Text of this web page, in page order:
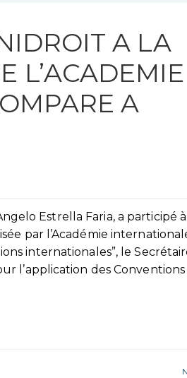
A LA
L’ACADEMIE
A
Estrella Faria, a participé
par l’Académie
internationales”, le
l’application des Conventions